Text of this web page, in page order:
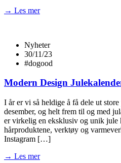
→ Les mer
Nyheter
30/11/23
#dogood
Modern Design
I år er vi så heldige å få dele ut
desember, og helt frem til og med
er virkelig en eksklusiv og unik jule
hårproduktene, verktøy og
Instagram […]
→ Les mer